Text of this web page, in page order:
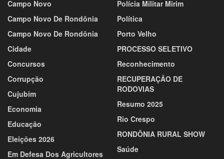
Campo Novo
Campo Novo De Rondônia
Campo Novo De Rondônia
Cidade
Concursos
Corrupção
Cujubim
Economia
Educação
Eleições 2026
Em Defesa Dos Agricultores
Polícia Militar Mirim
Política
Porto Velho
PROCESSO SELETIVO
Reconhecimento
RECUPERAÇÃO DE
RODOVIAS
Resumo 2025
Rio Crespo
RONDÔNIA RURAL SHOW
Saúde